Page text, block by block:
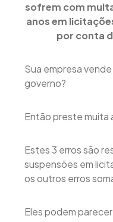
sofrem com
anos em
por conta
Sua empresa
governo?
Então preste muita
Estes 3 erros são
suspensões em
os outros erros
Eles podem